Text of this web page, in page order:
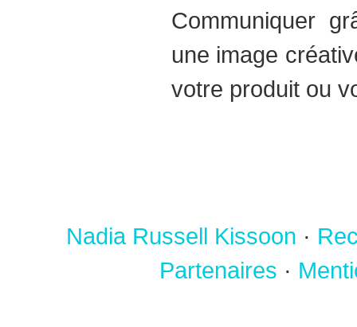
Communiquer
une image
votre produit ou
Nadia Russell Kissoon ·
Partenaires ·